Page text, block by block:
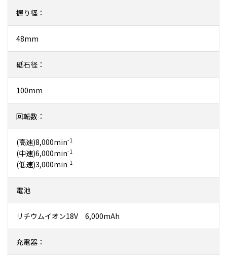
握り径：
48mm
砥石径：
100mm
回転数：
(高速)8,000min-1
(中速)6,000min-1
(低速)3,000min-1
電池
リチウムイオン18V 6,000mAh
充電器：